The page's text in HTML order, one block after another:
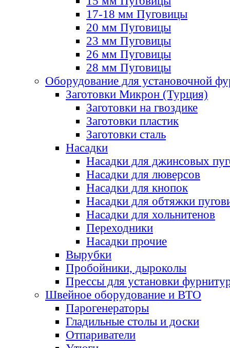
17-18 мм Пуговицы
20 мм Пуговицы
23 мм Пуговицы
26 мм Пуговицы
28 мм Пуговицы
Оборудование для установочной
Заготовки Микрон (Турция)
Заготовки на гвоздике
Заготовки пластик
Заготовки сталь
Насадки
Насадки для джинсовых
Насадки для люверсов
Насадки для кнопок
Насадки для обтяжки
Насадки для хольнитенов
Переходники
Насадки прочие
Вырубки
Пробойники, дыроколы
Прессы для установки
Швейное оборудование и ВТО
Парогенераторы
Гладильные столы и доски
Отпариватели